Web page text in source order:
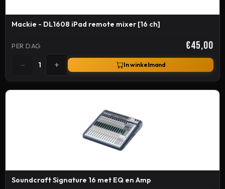
Mackie - DL1608 iPad remote mixer [16 ch]
PER DAG €45,00
− 1 + In winkelmand
Soundcraft Signature 16 met EQ en Amp